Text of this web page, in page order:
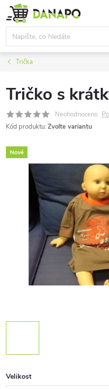
Přejít
na
obsah
Trička
Tričko s
Neohodnoceno
Kód produktu: Zvolte variantu
Nové
Velikost